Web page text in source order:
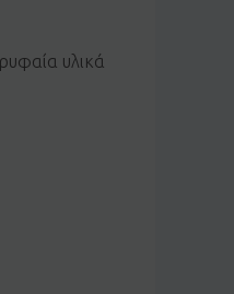
υλικά